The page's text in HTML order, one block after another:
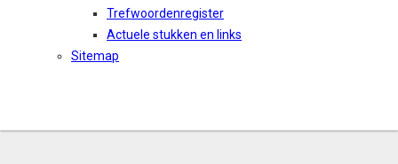
Trefwoordenregister
Actuele stukken en links
Sitemap